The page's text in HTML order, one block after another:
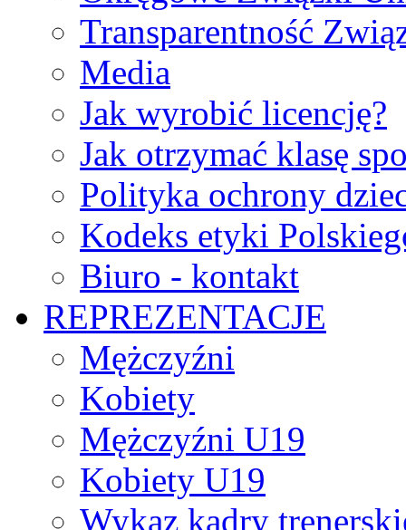
Transparentność
Media
Jak wyrobić licencję?
Jak otrzymać klasę
Polityka ochrony
Kodeks etyki
Biuro - kontakt
REPREZENTACJE
Mężczyźni
Kobiety
Mężczyźni U19
Kobiety U19
Wykaz kadry